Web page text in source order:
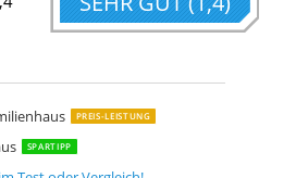
PREIS-LEISTUNG
SPARTIPP
Spielplatz
Cooles Kinderspielzeug
Hausim Freizeitpark
Sportstadion
im Freizeitpark
Betreuung